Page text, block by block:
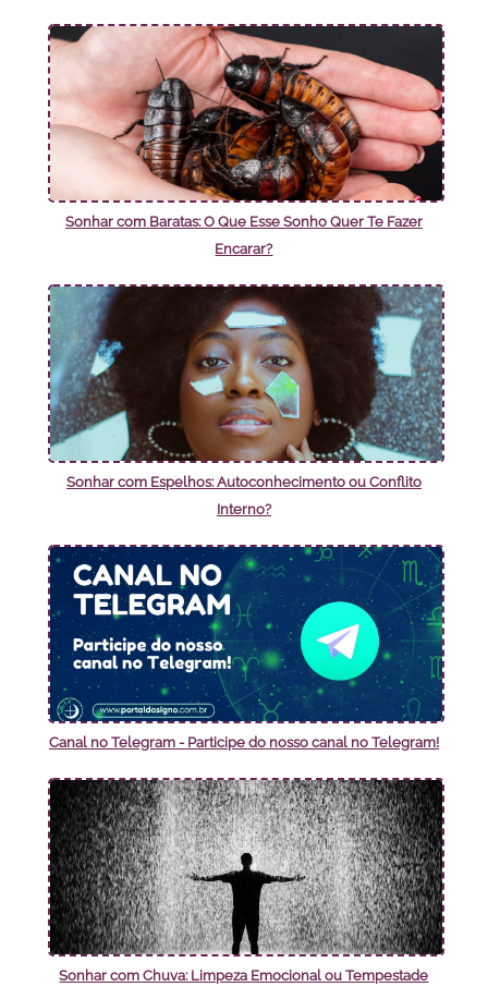
Sonhar com Baratas: O Que Esse Sonho Quer Te Fazer
Encarar?
Sonhar com Espelhos: Autoconhecimento ou Conflito
Interno?
Canal no Telegram - Participe do nosso canal no Telegram!
Sonhar com Chuva: Limpeza Emocional ou Tempestade